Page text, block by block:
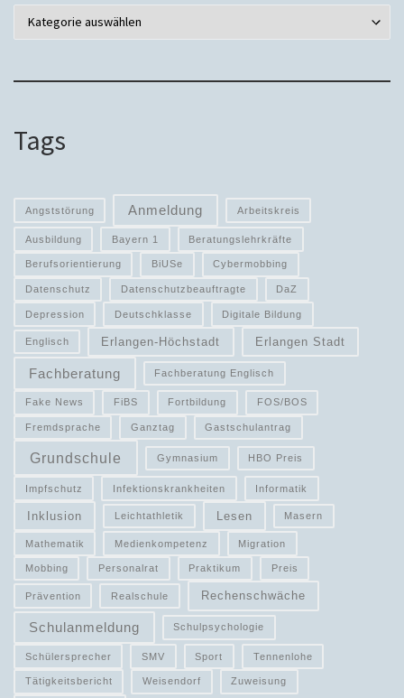
Tags
Angststörung Anmeldung Arbeitskreis
Ausbildung Bayern 1 Beratungslehrkräfte
Berufsorientierung BiUSe Cybermobbing
Datenschutz Datenschutzbeauftragte DaZ
Depression Deutschklasse Digitale Bildung
Englisch Erlangen-Höchstadt Erlangen Stadt
Fachberatung Fachberatung Englisch
Fake News FiBS Fortbildung FOS/BOS
Fremdsprache Ganztag Gastschulantrag
Grundschule Gymnasium HBO Preis
Impfschutz Infektionskrankheiten Informatik
Inklusion Leichtathletik Lesen Masern
Mathematik Medienkompetenz Migration
Mobbing Personalrat Praktikum Preis
Prävention Realschule Rechenschwäche
Schulanmeldung Schulpsychologie
Schülersprecher SMV Sport Tennenlohe
Tätigkeitsbericht Weisendorf Zuweisung